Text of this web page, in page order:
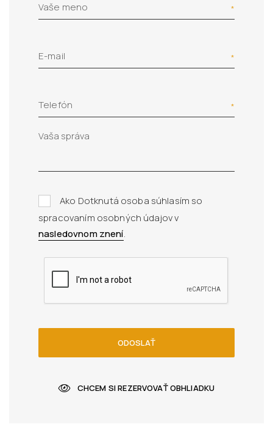
Vaše meno
E-mail
Telefón
Ako Dotknutá osoba súhlasím so
spracovaním osobných údajov v
nasledovnom znení.
ODOSLAŤ
CHCEM SI REZERVOVAŤ OBHLIADKU